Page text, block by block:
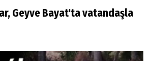
Geyve Bayat'ta vatandaşla